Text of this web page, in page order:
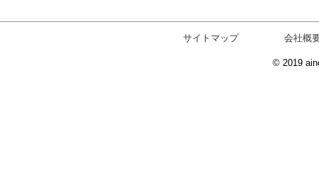
サイトマップ 会社概
© 2019